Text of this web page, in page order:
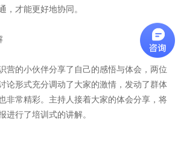
，才能更好地协同。
营的小伙伴分享了自己的感悟与体会，两位
论形式充分调动了大家的激情，发动了群体
非常精彩。主持人接着大家的体会分享，将
进行了培训式的讲解。